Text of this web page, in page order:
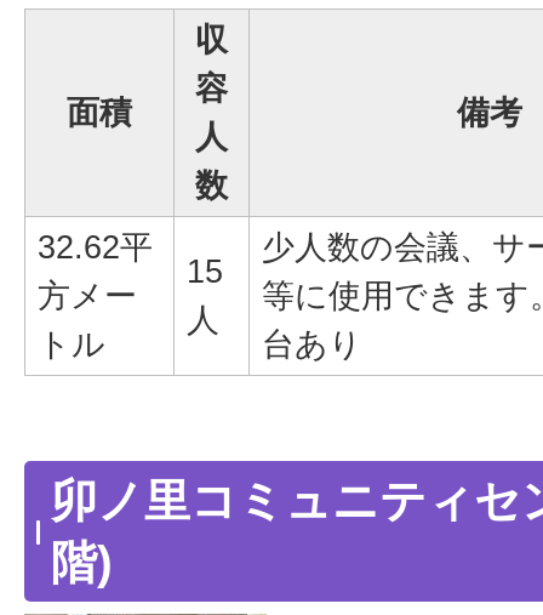
面積
収
容
人
数
備考
32.62平
方メー
トル
15
人
少人数の会議、サ
等に使用できます
台あり
卯ノ里コミュニティセ
階)